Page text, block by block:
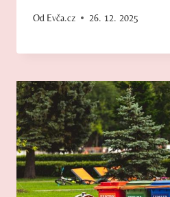
Od Evča.cz 26. 12. 2025